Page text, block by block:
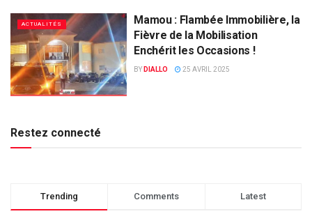
ACTUALITÉS
Mamou : Flambée Immobilière, la
Fièvre de la Mobilisation
Enchérit les Occasions !
BY DIALLO 25 AVRIL 2025
Restez connecté
Trending Comments Latest